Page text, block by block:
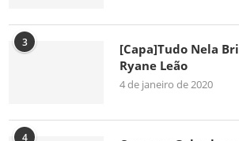
3
[Capa]Tudo Nela
Ryane Leão
4 de janeiro de 2020
4